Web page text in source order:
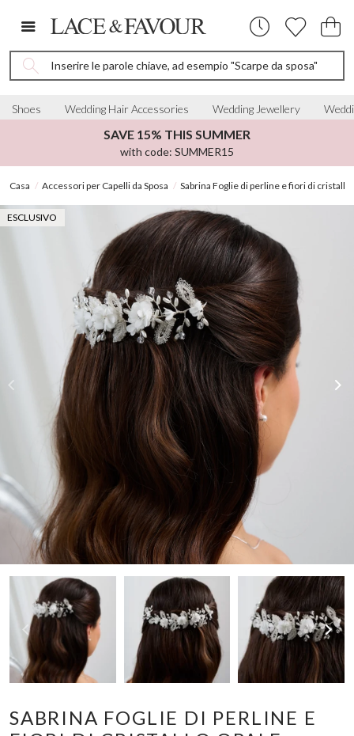
Inserire le parole chiave, ad esempio "Scarpe da sposa"
Shoes Wedding Hair Accessories Wedding Jewellery
SAVE 15% THIS SUMMER
with code: SUMMER15
Casa Accessori per Capelli da Sposa Sabrina Foglie di perline e fiori di cristallo
ESCLUSIVO
SABRINA FOGLIE DI PERLINE E